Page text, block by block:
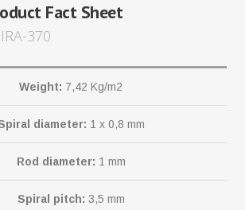
Fact Sheet
370
Weight: 7,42 Kg/m2
diameter: 1 x 0,8 mm
Rod diameter: 1 mm
Spiral pitch: 3,5 mm